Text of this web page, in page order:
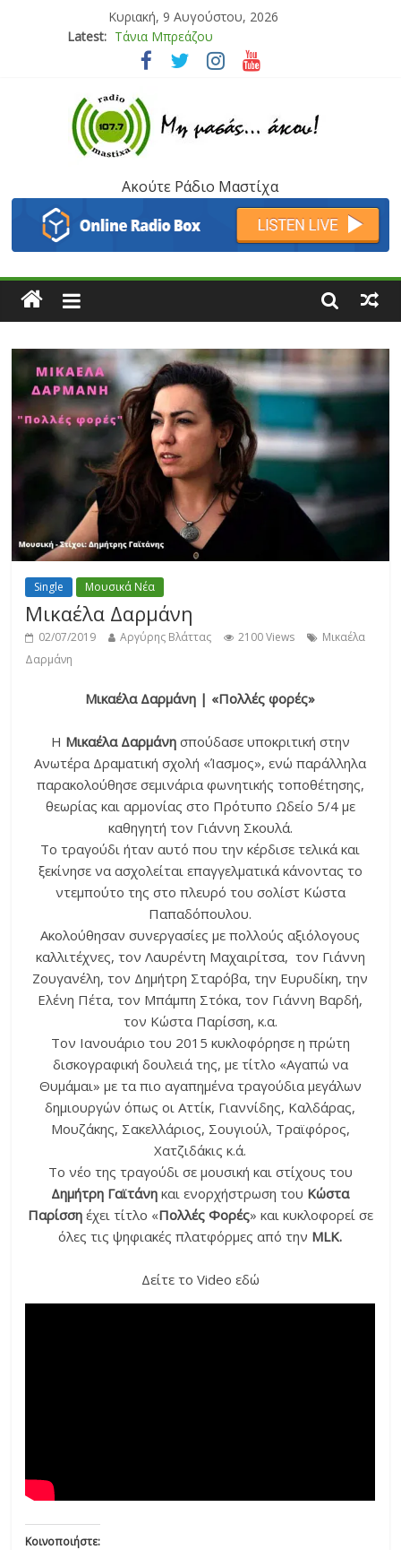
Κυριακή, 9 Αυγούστου, 2026
Latest: Bliss
Μάνος Τρυπιάς & Γιώργος Στρατάκης
Ιορδάνης Αγαπητός
Μαριάννα Μασάδη
Τάνια Μπρεάζου
Ακούτε Ράδιο Μαστίχα
Single Μουσικά Νέα
Μικαέλα Δαρμάνη
02/07/2019 Αργύρης Βλάττας 2100 Views
Μικαέλα
Δαρμάνη
Μικαέλα Δαρμάνη | «Πολλές φορές»
Η Μικαέλα Δαρμάνησπούδασε υποκριτική στην
Ανωτέρα Δραματική σχολή «Ίασμος», ενώ παράλληλα
παρακολούθησε σεμινάρια φωνητικής τοποθέτησης,
θεωρίας και αρμονίας στο Πρότυπο Ωδείο 5/4 με
καθηγητή τον Γιάννη Σκουλά.
Το τραγούδι ήταν αυτό που την κέρδισε τελικά και
ξεκίνησε να ασχολείται επαγγελματικά κάνοντας το
ντεμπούτο της στο πλευρό του σολίστ Κώστα
Παπαδόπουλου.
Ακολούθησαν συνεργασίες με πολλούς αξιόλογους
καλλιτέχνες, τον Λαυρέντη Μαχαιρίτσα, τον Γιάννη
Ζουγανέλη, τον Δημήτρη Σταρόβα, την Ευρυδίκη, την
Ελένη Πέτα, τον Μπάμπη Στόκα, τον Γιάννη Βαρδή,
τον Κώστα Παρίσση, κ.α.
Τον Ιανουάριο του 2015 κυκλοφόρησε η πρώτη
δισκογραφική δουλειά της, με τίτλο «Αγαπώ να
Θυμάμαι» με τα πιο αγαπημένα τραγούδια μεγάλων
δημιουργών όπως οι Αττίκ, Γιαννίδης, Καλδάρας,
Μουζάκης, Σακελλάριος, Σουγιούλ, Τραϊφόρος,
Χατζιδάκις κ.ά.
Το νέο της τραγούδι σε μουσική και στίχους του
Δημήτρη Γαϊτάνη και ενορχήστρωση του Κώστα
Παρίσσηέχει τίτλο «Πολλές Φορές» και κυκλοφορεί σε
όλες τις ψηφιακές πλατφόρμες από την MLK.
Δείτε το Video εδώ
Κοινοποιήστε: